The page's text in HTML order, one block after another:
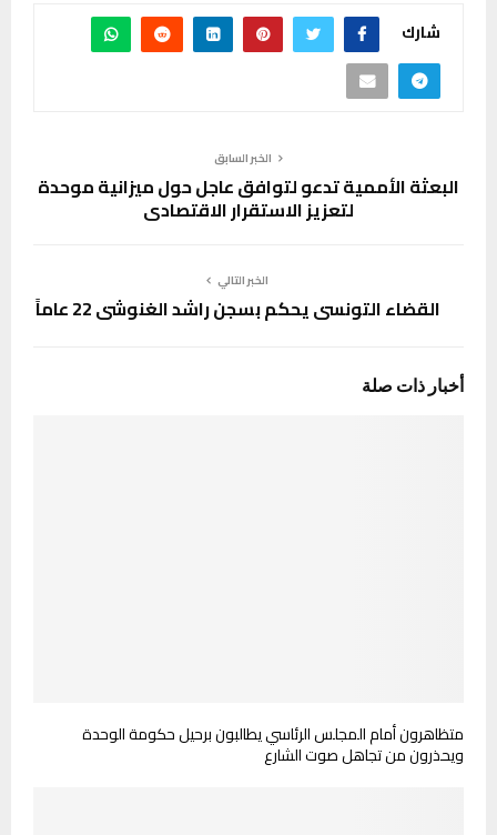
شارك
الخبر السابق
البعثة الأممية تدعو لتوافق عاجل حول ميزانية موحدة
لتعزيز الاستقرار الاقتصادي
الخبر التالي
القضاء التونسي يحكم بسجن راشد الغنوشي 22 عاماً
أخبار ذات صلة
متظاهرون أمام المجلس الرئاسي يطالبون برحيل حكومة الوحدة
ويحذرون من تجاهل صوت الشارع